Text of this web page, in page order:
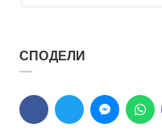
СПОДЕЛИ